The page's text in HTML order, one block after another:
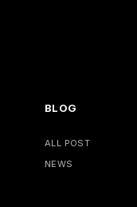
BLOG
ALL POST
NEWS